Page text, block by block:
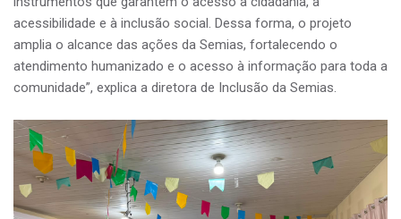
acessibilidade e à inclusão social. Dessa forma, o projeto
amplia o alcance das ações da Semias, fortalecendo o
atendimento humanizado e o acesso à informação para toda a
comunidade”, explica a diretora de Inclusão da Semias.